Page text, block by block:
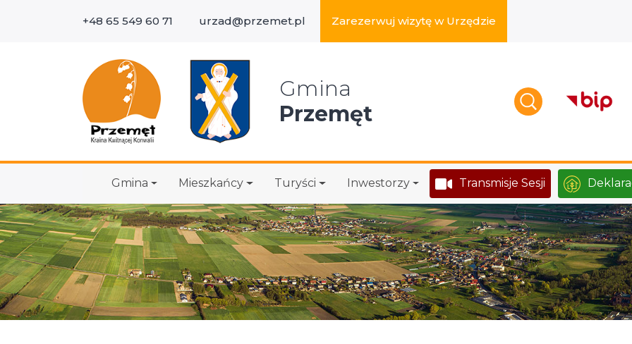
+48 65 549 60 71 urzad@przemet.pl Zarezerwuj wizytę w Urzędzie
Gmina
Przemęt
Gmina Mieszkańcy Turyści Inwestorzy Transmisje Sesji
Wyszukaj w serwisie